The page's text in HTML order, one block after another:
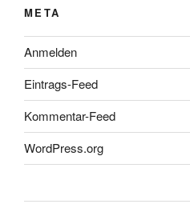
META
Anmelden
Eintrags-Feed
Kommentar-Feed
WordPress.org